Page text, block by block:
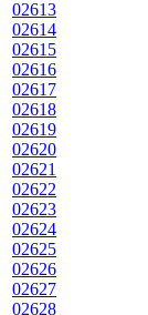
02613
02614
02615
02616
02617
02618
02619
02620
02621
02622
02623
02624
02625
02626
02627
02628